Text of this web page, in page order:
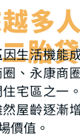
多
胎
因生活機能
、永康商
宅區之一
屋齡逐漸
價值。